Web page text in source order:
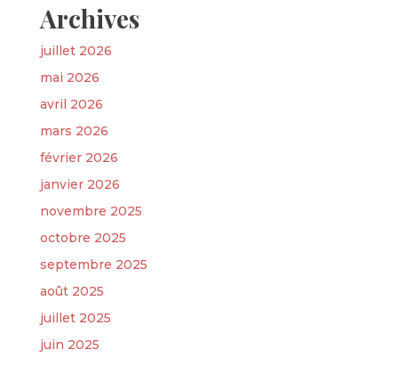
Archives
juillet 2026
mai 2026
avril 2026
mars 2026
février 2026
janvier 2026
novembre 2025
octobre 2025
septembre 2025
août 2025
juillet 2025
juin 2025